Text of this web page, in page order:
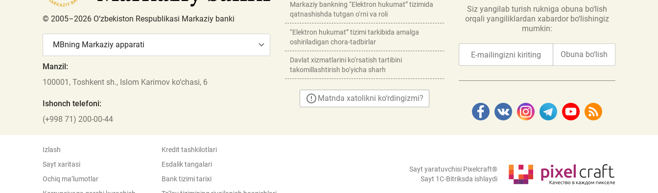
© 2005–2026 O‘zbekiston Respublikasi Markaziy banki
MBning Markaziy apparati
Manzil:
100001, Toshkent sh., Islom Karimov ko‘chasi, 6
Ishonch telefoni:
(+998 71) 200-00-44
Markaziy bankning “Elektron hukumat” tizimida
qatnashishda tutgan o‘rni va roli
“Elektron hukumat” tizimi tarkibida amalga
oshiriladigan chora-tadbirlar
Davlat xizmatlarini ko‘rsatish tartibini
takomillashtirish bo‘yicha sharh
Matnda xatolikni ko‘rdingizmi?
Siz yangilab turish rukniga obuna bo‘lish
orqali yangiliklardan xabardor bo‘lishingiz
mumkin:
Obuna bo‘lish
Izlash
Sayt xaritasi
Ochiq ma’lumotlar
Kredit tashkilotlari
Esdalik tangalari
Bank tizimi tarixi
Sayt yaratuvchisi Pixelcraft®
Sayt 1C-Bitriksda ishlaydi